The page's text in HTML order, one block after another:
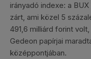
irányadó indexe: a
zárt, ami közel 5
491,6 milliárd forint
Gedeon papírjai
középpontjában.